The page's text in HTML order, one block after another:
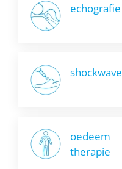
echografie
shockwave
oedeem
therapie